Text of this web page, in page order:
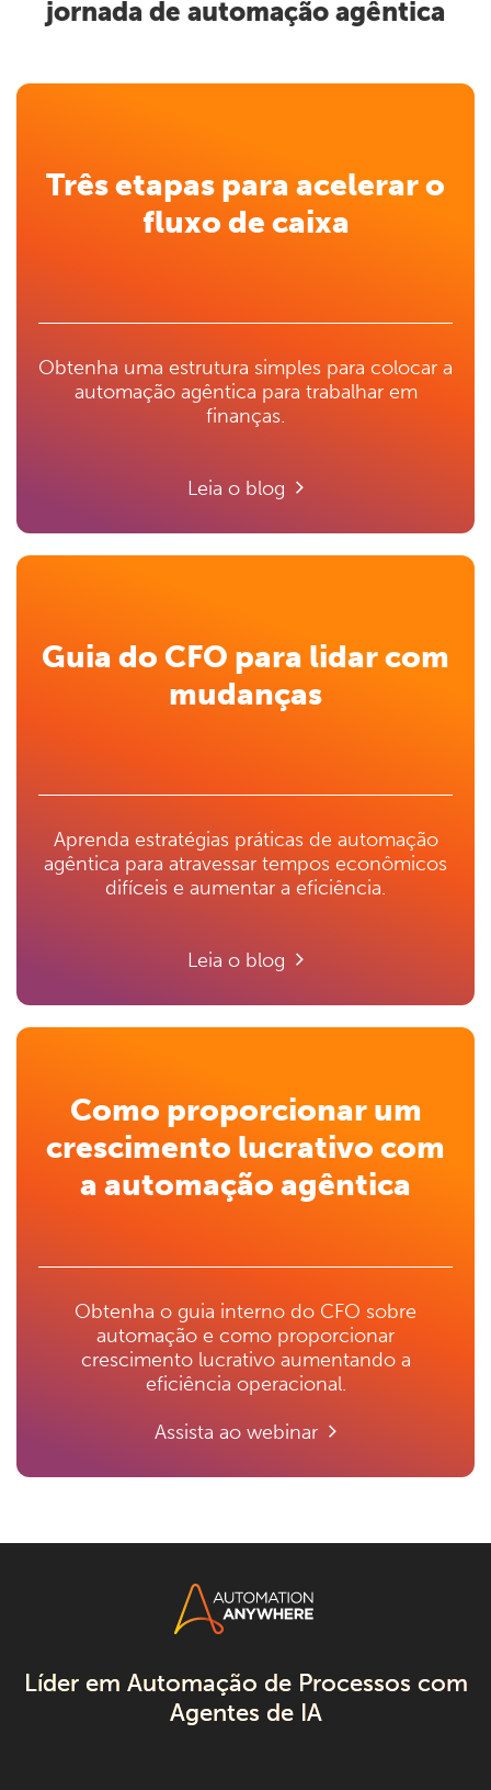
jornada de automação agêntica
Três etapas para acelerar o
fluxo de caixa
Obtenha uma estrutura simples para colocar a
automação agêntica para trabalhar em
finanças.
Leia o blog
Guia do CFO para lidar com
mudanças
Aprenda estratégias práticas de automação
agêntica para atravessar tempos econômicos
difíceis e aumentar a eficiência.
Leia o blog
Como proporcionar um
crescimento lucrativo com
a automação agêntica
Obtenha o guia interno do CFO sobre
automação e como proporcionar
crescimento lucrativo aumentando a
eficiência operacional.
Assista ao webinar
Líder em Automação de Processos com
Agentes de IA